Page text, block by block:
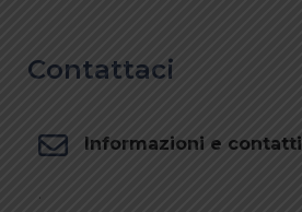
Contattaci
Informazioni e contatti
.